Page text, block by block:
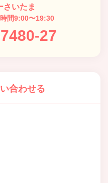
さいたま
間9:00〜19:30
27
合わせる